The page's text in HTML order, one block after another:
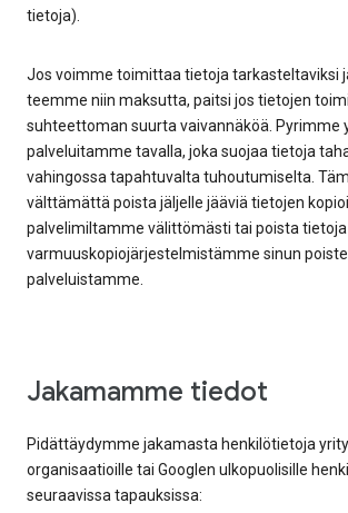
tietoja).
Jos voimme toimittaa tietoja tarkasteltaviksi
teemme niin maksutta, paitsi jos tietojen
suhteettoman suurta vaivannäköä. Pyrimme
palveluitamme tavalla, joka suojaa tietoja
vahingossa tapahtuvalta tuhoutumiselta.
välttämättä poista jäljelle jääviä tietojen
palvelimiltamme välittömästi tai poista tietoja
varmuuskopiojärjestelmistämme sinun
palveluistamme.
Jakamamme tiedot
Pidättäydymme jakamasta henkilötietoja
organisaatioille tai Googlen ulkopuolisille
seuraavissa tapauksissa: